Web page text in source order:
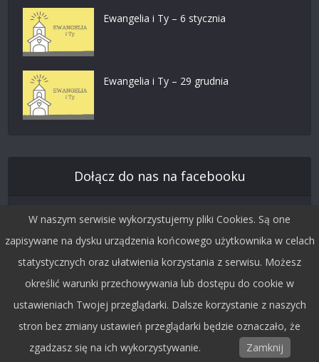
Ewangelia i Ty – 6 stycznia
Ewangelia i Ty – 29 grudnia
Dołącz do nas na facebooku
W naszym serwisie wykorzystujemy pliki Cookies. Są one
zapisywane na dysku urządzenia końcowego użytkownika w celach
statystycznych oraz ułatwienia korzystania z serwisu. Możesz
określić warunki przechowywania lub dostępu do cookie w
ustawieniach Twojej przeglądarki. Dalsze korzystanie z naszych
stron bez zmiany ustawień przeglądarki będzie oznaczało, że
zgadzasz się na ich wykorzystywanie.
Zamknij